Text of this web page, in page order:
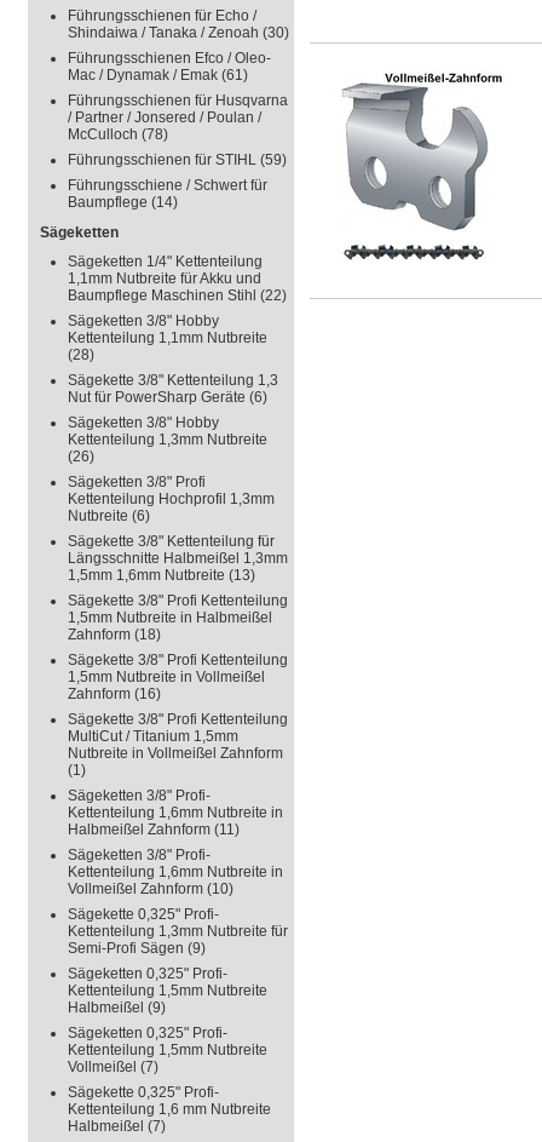
Führungsschienen für Echo /
Shindaiwa / Tanaka / Zenoah (30)
Führungsschienen Efco / Oleo-
Mac / Dynamak / Emak (61)
Führungsschienen für Husqvarna
/ Partner / Jonsered / Poulan /
McCulloch (78)
Führungsschienen für STIHL (59)
Führungsschiene / Schwert für
Baumpflege (14)
Sägeketten
Sägeketten 1/4" Kettenteilung
1,1mm Nutbreite für Akku und
Baumpflege Maschinen Stihl (22)
Sägeketten 3/8" Hobby
Kettenteilung 1,1mm Nutbreite
(28)
Sägekette 3/8" Kettenteilung 1,3
Nut für PowerSharp Geräte (6)
Sägeketten 3/8" Hobby
Kettenteilung 1,3mm Nutbreite
(26)
Sägeketten 3/8" Profi
Kettenteilung Hochprofil 1,3mm
Nutbreite (6)
Sägekette 3/8" Kettenteilung für
Längsschnitte Halbmeißel 1,3mm
1,5mm 1,6mm Nutbreite (13)
Sägekette 3/8" Profi Kettenteilung
1,5mm Nutbreite in Halbmeißel
Zahnform (18)
Sägekette 3/8" Profi Kettenteilung
1,5mm Nutbreite in Vollmeißel
Zahnform (16)
Sägekette 3/8" Profi Kettenteilung
MultiCut / Titanium 1,5mm
Nutbreite in Vollmeißel Zahnform
(1)
Sägeketten 3/8" Profi-
Kettenteilung 1,6mm Nutbreite in
Halbmeißel Zahnform (11)
Sägeketten 3/8" Profi-
Kettenteilung 1,6mm Nutbreite in
Vollmeißel Zahnform (10)
Sägekette 0,325" Profi-
Kettenteilung 1,3mm Nutbreite für
Semi-Profi Sägen (9)
Sägeketten 0,325" Profi-
Kettenteilung 1,5mm Nutbreite
Halbmeißel (9)
Sägeketten 0,325" Profi-
Kettenteilung 1,5mm Nutbreite
Vollmeißel (7)
Sägekette 0,325" Profi-
Kettenteilung 1,6 mm Nutbreite
Halbmeißel (7)